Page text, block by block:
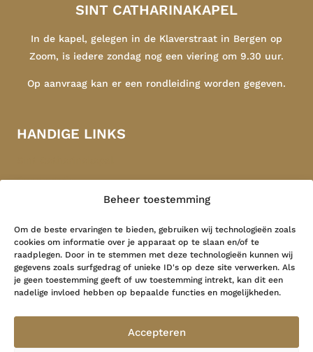
Beheer toestemming
Om de beste ervaringen te bieden, gebruiken wij technologieën zoals
cookies om informatie over je apparaat op te slaan en/of te
raadplegen. Door in te stemmen met deze technologieën kunnen wij
gegevens zoals surfgedrag of unieke ID's op deze site verwerken. Als
je geen toestemming geeft of uw toestemming intrekt, kan dit een
nadelige invloed hebben op bepaalde functies en mogelijkheden.
Accepteren
SINT CATHARINAKAPEL
In de kapel, gelegen in de Klaverstraat in Bergen op
Zoom, is iedere zondag nog een viering om 9.30 uur.
Op aanvraag kan er een rondleiding worden gegeven.
HANDIGE LINKS
Congregatie
LAATSTE NIEUWS
Grote Geest …
26 mei 2026
Herinner me, heer…